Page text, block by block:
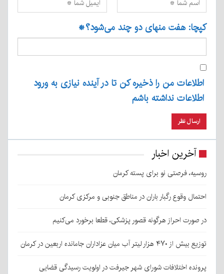
کپچا: هفت منهای دو چند می‌شود؟*
اطلاعات من را ذخیره کن تا در آینده نیازی به ورود
اطلاعات نداشته باشم
آخرین اخبار
روسیه، فرصتی نو برای پسته کرمان
احتمال وقوع رگبار باران در مناطق جنوبی و مرکزی کرمان
در صورت احراز هرگونه قصور پزشکی، قطعا برخورد می‌کنیم
توزیع بیش از ۴۷۰ هزار لیتر آب میان عزاداران جامانده اربعین در کرمان
پرونده اختلافات شورای شهر جیرفت در اولویت رسیدگی قضایی